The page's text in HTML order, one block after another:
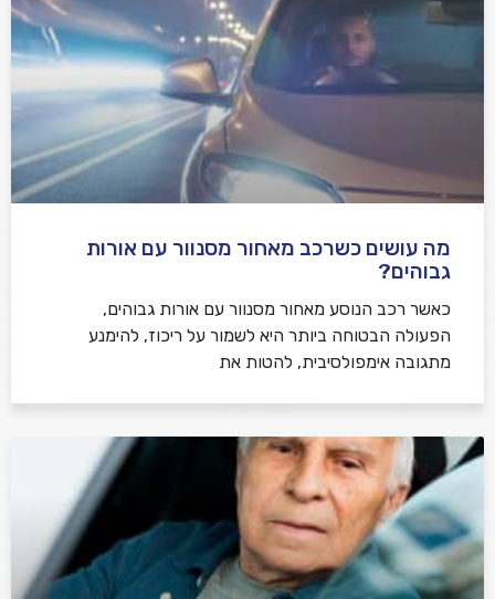
מה עושים כשרכב מאחור מסנוור עם אורות
גבוהים?
כאשר רכב הנוסע מאחור מסנוור עם אורות גבוהים,
הפעולה הבטוחה ביותר היא לשמור על ריכוז, להימנע
מתגובה אימפולסיבית, להטות את